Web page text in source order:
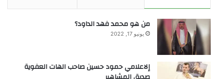
نمو عالمي واستراتيجية دخول السوق الأمريكية
بلغت قيمة سوقأكياس النيكوتين عالميًا نحو
من هو محمد فهد الداود؟
يونيو 17, 2022
إلاعلامي حمود حسين صاحب الهات العفوية